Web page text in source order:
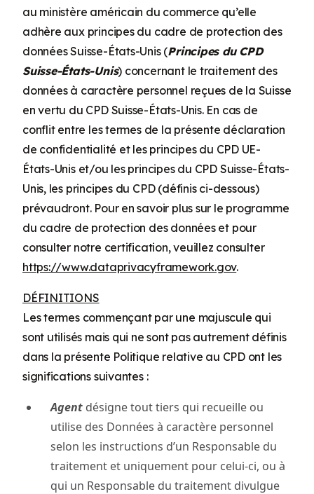
au ministère américain du commerce qu’elle
adhère aux principes du cadre de protection des
données Suisse-États-Unis (Principes du CPD
Suisse-États-Unis) concernant le traitement des
données à caractère personnel reçues de la Suisse
en vertu du CPD Suisse-États-Unis. En cas de
conflit entre les termes de la présente déclaration
de confidentialité et les principes du CPD UE-
États-Unis et/ou les principes du CPD Suisse-États-
Unis, les principes du CPD (définis ci-dessous)
prévaudront. Pour en savoir plus sur le programme
du cadre de protection des données et pour
consulter notre certification, veuillez consulter
https://www.dataprivacyframework.gov.
DÉFINITIONS
Les termes commençant par une majuscule qui
sont utilisés mais qui ne sont pas autrement définis
dans la présente Politique relative au CPD ont les
significations suivantes :
Agent désigne tout tiers qui recueille ou
utilise des Données à caractère personnel
selon les instructions d’un Responsable du
traitement et uniquement pour celui-ci, ou à
qui un Responsable du traitement divulgue